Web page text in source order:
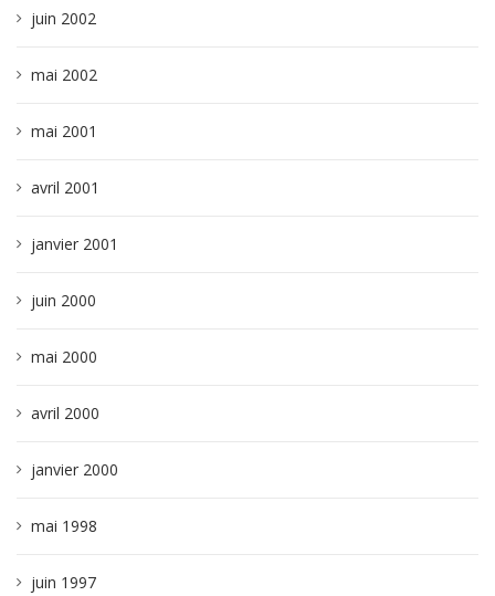
juin 2002
mai 2002
mai 2001
avril 2001
janvier 2001
juin 2000
mai 2000
avril 2000
janvier 2000
mai 1998
juin 1997